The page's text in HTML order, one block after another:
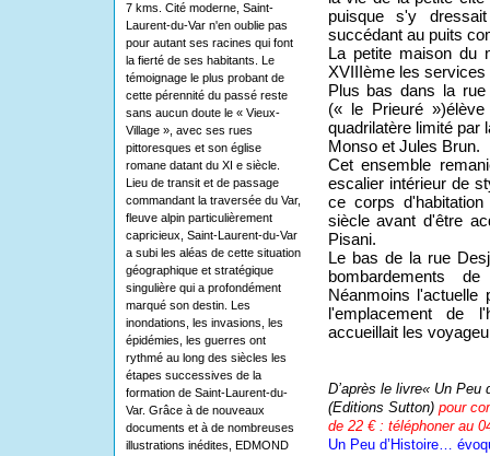
7 kms. Cité moderne, Saint-
Laurent-du-Var n'en oublie pas
pour autant ses racines qui font
la fierté de ses habitants. Le
témoignage le plus probant de
cette pérennité du passé reste
sans aucun doute le « Vieux-
Village », avec ses rues
pittoresques et son église
romane datant du XI e siècle.
Lieu de transit et de passage
commandant la traversée du Var,
fleuve alpin particulièrement
capricieux, Saint-Laurent-du-Var
a subi les aléas de cette situation
géographique et stratégique
singulière qui a profondément
marqué son destin. Les
inondations, les invasions, les
épidémies, les guerres ont
rythmé au long des siècles les
étapes successives de la
formation de Saint-Laurent-du-
Var. Grâce à de nouveaux
documents et à de nombreuses
illustrations inédites, EDMOND
puisque s'y
succédant au puits
La petite maison du
XVIIIème les services
Plus bas dans la rue
(« le Prieuré
quadrilatère limité par
Monso et Jules Brun.
Cet ensemble
escalier intérieur de
ce corps
siècle avant d'être
Pisani.
Le bas de la rue
bombardements
Néanmoins l'actuelle
l'emplacement de
accueillait les
D’après le livre« Un Peu
(Editions Sutton) pour
de 22 € : téléphoner au
Un Peu d’Histoire…